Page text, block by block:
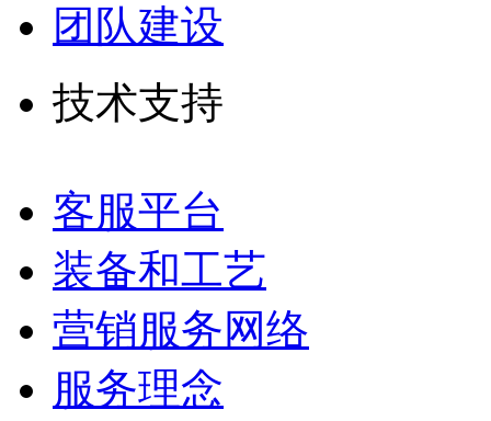
团队建设
技术支持
客服平台
装备和工艺
营销服务网络
服务理念